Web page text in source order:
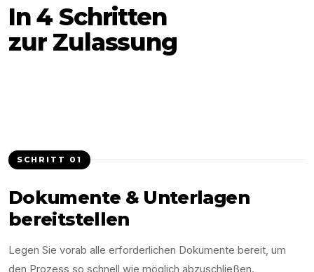
In 4 Schritten
zur Zulassung
SCHRITT 01
Dokumente & Unterlagen
bereitstellen
Legen Sie vorab alle erforderlichen Dokumente bereit, um
den Prozess so schnell wie möglich abzuschließen.